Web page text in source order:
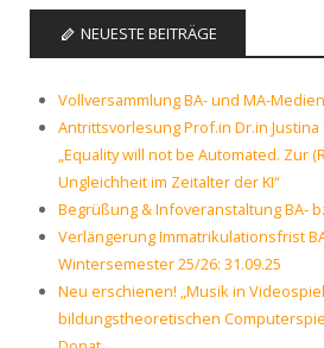
NEUESTE BEITRÄGE
Vollversammlung BA- und MA-
Antrittsvorlesung Prof.in Dr.in Justina
„Equality will not be Automated. Zur
Ungleichheit im Zeitalter der KI“
Begrüßung & Infoveranstaltung BA-
Verlängerung Immatrikulationsfrist
Wintersemester 25/26: 31.09.25
Neu erschienen! „Musik in
bildungstheoretischen